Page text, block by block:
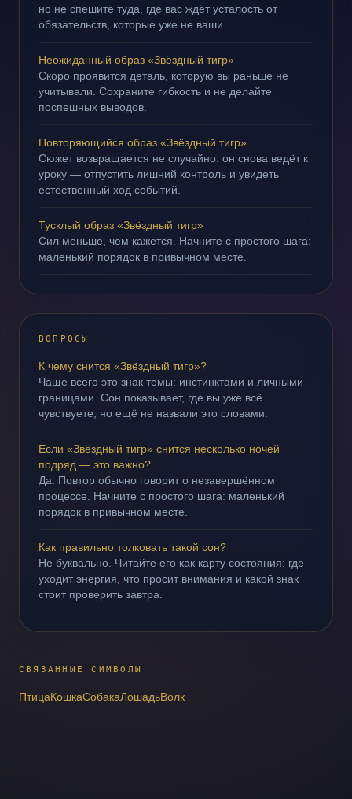
но не спешите туда, где вас ждёт усталость от
обязательств, которые уже не ваши.
Неожиданный образ «Звёздный тигр»
Скоро проявится деталь, которую вы раньше не
учитывали. Сохраните гибкость и не делайте
поспешных выводов.
Повторяющийся образ «Звёздный тигр»
Сюжет возвращается не случайно: он снова ведёт к
уроку — отпустить лишний контроль и увидеть
естественный ход событий.
Тусклый образ «Звёздный тигр»
Сил меньше, чем кажется. Начните с простого шага:
маленький порядок в привычном месте.
ВОПРОСЫ
К чему снится «Звёздный тигр»?
Чаще всего это знак темы: инстинктами и личными
границами. Сон показывает, где вы уже всё
чувствуете, но ещё не назвали это словами.
Если «Звёздный тигр» снится несколько ночей
подряд — это важно?
Да. Повтор обычно говорит о незавершённом
процессе. Начните с простого шага: маленький
порядок в привычном месте.
Как правильно толковать такой сон?
Не буквально. Читайте его как карту состояния: где
уходит энергия, что просит внимания и какой знак
стоит проверить завтра.
СВЯЗАННЫЕ СИМВОЛЫ
ПтицаКошкаСобакаЛошадьВолк